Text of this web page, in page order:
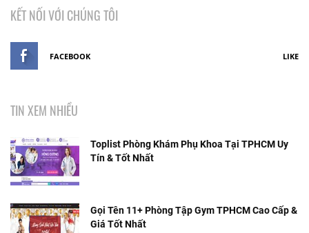
KẾT NỐI VỚI CHÚNG TÔI
FACEBOOK LIKE
TIN XEM NHIỀU
Toplist Phòng Khám Phụ Khoa Tại TPHCM Uy
Tín & Tốt Nhất
Gọi Tên 11+ Phòng Tập Gym TPHCM Cao Cấp &
Giá Tốt Nhất